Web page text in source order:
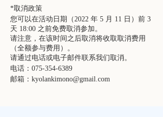
*取消政策
您可以在活动日期（2022 年 5 月 11 日）前 3
天 18:00 之前免费取消参加。
请注意，在该时间之后取消将收取取消费用
（全额参与费用）。
请通过电话或电子邮件联系我们取消。
电话：075-354-6389
邮箱：kyolankimono@gmail.com